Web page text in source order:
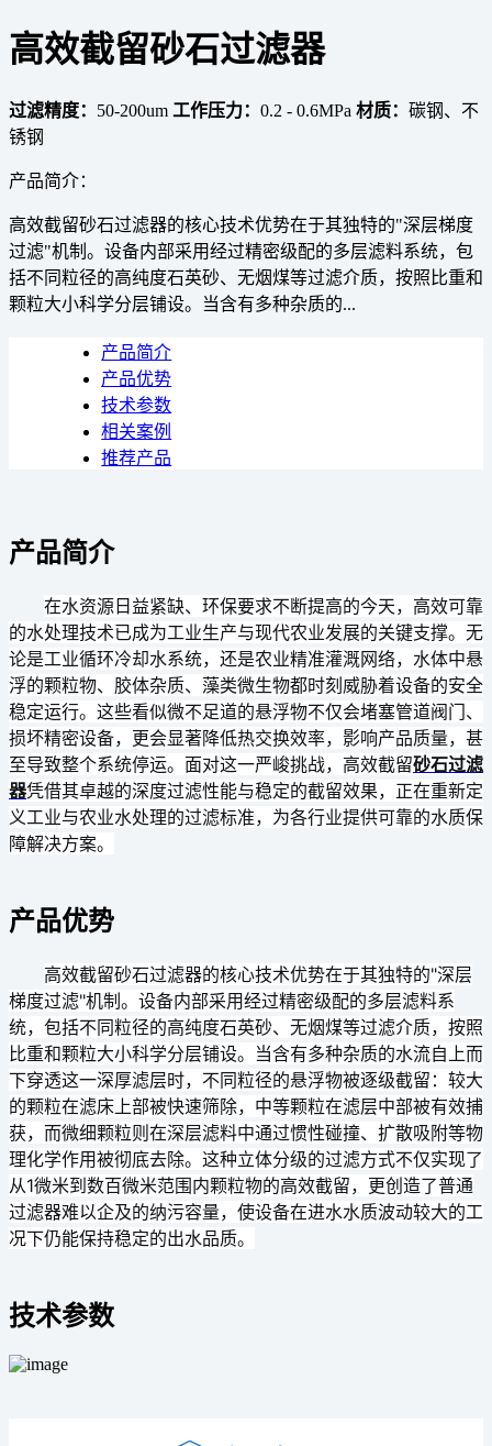
高效截留砂石过滤器
过滤精度： 50-200um 工作压力： 0.2 - 0.6MPa 材质： 碳钢、不
锈钢
产品简介：
高效截留砂石过滤器的核心技术优势在于其独特的"深层梯度
过滤"机制。设备内部采用经过精密级配的多层滤料系统，包
括不同粒径的高纯度石英砂、无烟煤等过滤介质，按照比重和
颗粒大小科学分层铺设。当含有多种杂质的...
产品简介
产品优势
技术参数
相关案例
推荐产品
产品简介
在水资源日益紧缺、环保要求不断提高的今天，高效可靠
的水处理技术已成为工业生产与现代农业发展的关键支撑。无
论是工业循环冷却水系统，还是农业精准灌溉网络，水体中悬
浮的颗粒物、胶体杂质、藻类微生物都时刻威胁着设备的安全
稳定运行。这些看似微不足道的悬浮物不仅会堵塞管道阀门、
损坏精密设备，更会显著降低热交换效率，影响产品质量，甚
至导致整个系统停运。面对这一严峻挑战，高效截留砂石过滤
器凭借其卓越的深度过滤性能与稳定的截留效果，正在重新定
义工业与农业水处理的过滤标准，为各行业提供可靠的水质保
障解决方案。
产品优势
高效截留砂石过滤器的核心技术优势在于其独特的"深层
梯度过滤"机制。设备内部采用经过精密级配的多层滤料系
统，包括不同粒径的高纯度石英砂、无烟煤等过滤介质，按照
比重和颗粒大小科学分层铺设。当含有多种杂质的水流自上而
下穿透这一深厚滤层时，不同粒径的悬浮物被逐级截留：较大
的颗粒在滤床上部被快速筛除，中等颗粒在滤层中部被有效捕
获，而微细颗粒则在深层滤料中通过惯性碰撞、扩散吸附等物
理化学作用被彻底去除。这种立体分级的过滤方式不仅实现了
从1微米到数百微米范围内颗粒物的高效截留，更创造了普通
过滤器难以企及的纳污容量，使设备在进水水质波动较大的工
况下仍能保持稳定的出水品质。
技术参数